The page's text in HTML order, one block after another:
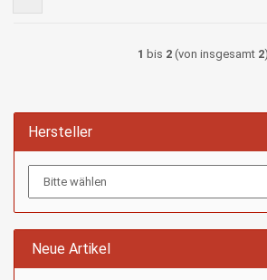
1 bis 2(von insgesamt 2)
Hersteller
Neue Artikel